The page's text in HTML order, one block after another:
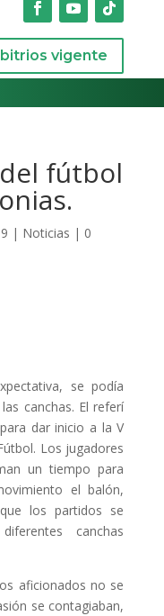
vigente
fútbol
| Noticias | 0
se podía
canchas. El referí
dar inicio a la V
Los jugadores
un tiempo para
el balón,
los partidos se
canchas
aficionados no se
se contagiaban,